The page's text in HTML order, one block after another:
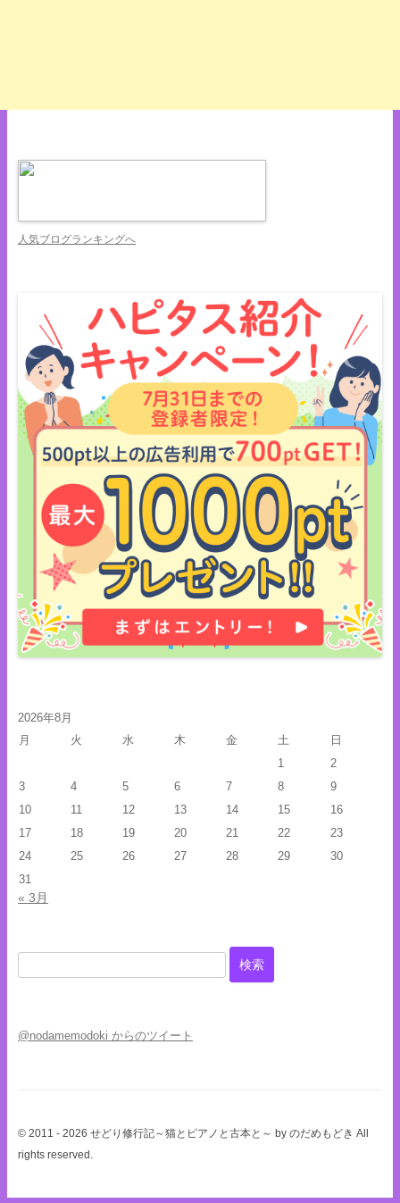
人気ブログランキングへ
2026年8月
月
火 水 木 金 土
日
1
2
3
4 5 6 7 8
9
10
11 12 13 14 15
16
17
18 19 20 21 22
23
24
25 26 27 28 29
30
31
« 3月
検
索:
@nodamemodoki からのツイート
© 2011 - 2026 せどり修行記～猫とピアノと古本と～ by のだめもどき All
rights reserved.